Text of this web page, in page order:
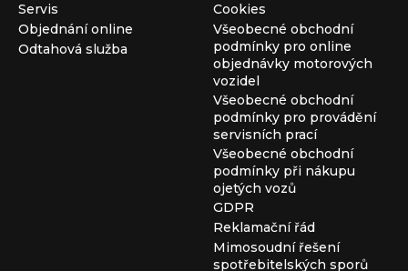
Servis
Objednání online
Odtahová služba
Cookies
Všeobecné obchodní
podmínky pro online
objednávky motorových
vozidel
Všeobecné obchodní
podmínky pro provádění
servisních prací
Všeobecné obchodní
podmínky při nákupu
ojetých vozů
GDPR
Reklamační řád
Mimosoudní řešení
spotřebitelských sporů